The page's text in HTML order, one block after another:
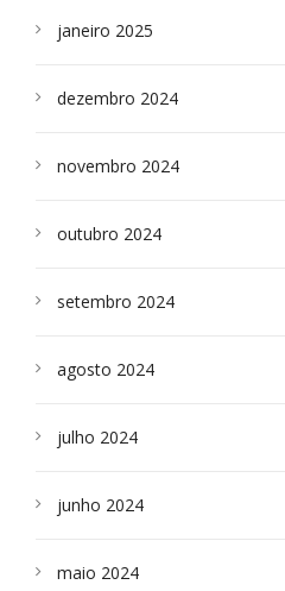
janeiro 2025
dezembro 2024
novembro 2024
outubro 2024
setembro 2024
agosto 2024
julho 2024
junho 2024
maio 2024